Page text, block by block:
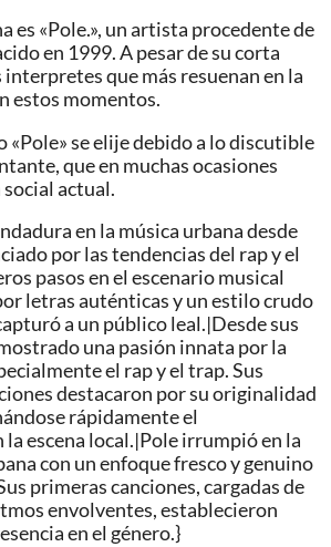
es «Pole.», un artista procedente de
en 1999. A pesar de su corta
interpretes que más resuenan en la
estos momentos.
«Pole» se elije debido a lo discutible
que en muchas ocasiones
actual.
en la música urbana desde
por las tendencias del rap y el
pasos en el escenario musical
letras auténticas y un estilo crudo
a un público leal.|Desde sus
una pasión innata por la
el rap y el trap. Sus
destacaron por su originalidad
rápidamente el
escena local.|Pole irrumpió en la
con un enfoque fresco y genuino
primeras canciones, cargadas de
envolventes, establecieron
en el género.}